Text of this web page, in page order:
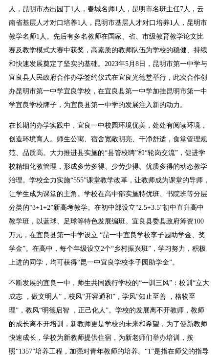
人，昆明市杰出园丁1人，春城名师1人，昆明市名班主任7人，云
南省基层人才对口培养1人，昆明市基层人才对口培养1人，昆明市
教学名师1人。先后有多名教师在国家、省、市级教育教学论文比
赛及教学模式大赛中获奖，高素质的教师队伍为学校的稳健、持续
和快速发展奠定了坚实的基础。2023年5月8日，昆明市第一中学与
宜良县人民政府合作办学签约仪式在宜良光德堂举行，此次合作创
办昆明市第一中学宜良学校，在宜良县第一中学加挂昆明市第一中
学宜良学校牌子，为宜良县第一中学的发展注入新的动力。
在长期的办学实践中，宜良一中校园环境优美，处处有阅读环境，
创造环境育人。师生公寓、宿舍宽敞明亮、干净舒适，食堂管理规
范、品质高。大力推进县实施的“县管校聘”和“轮岗交流”，促进学
校精细化教管理，形成多劳多得、少劳少得、优质多得的动态教学
治理。学校全力实施“555”课堂教学改革，让教师成为课堂的导师，
让学生成为课堂的主角。学校在高中部实施特优班、书院班等分层
分类的“3+1+2”新高考教学。在初中部设立“2.5+3.5”初中直升高中
教学班，以蓝球、足球等特色发展编班。宜良县委县政府筹资100
万元，在宜良县第一中学设立 “昆一中宜良学校李子园助学金、奖
学金”。在高中，每个年级设立2个“乡村振兴班”，学习努力，积极
上进的同学，均可获得“昆一中宜良学校李子园助学金”。
不断发展的宜良一中，师生共同践行学校的“一训三风”：校训“立大
成志 ，做文明人”，校风“开容通和”，学风“知止至善 ，格物至
理”，教风“明德启智 ，正己化人”。学校的发展离不开教师，教师
的成长离不开培训，新教师更是学校的未来和希望，为了使新教师
快速成长，学校为新教师提供住宿，为新老师们举办培训，按
照“1357”培养工程，加强对青年教师的培养。“1”是指在师父的指导